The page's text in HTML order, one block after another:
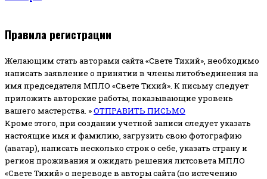
Правила регистрации
Желающим стать авторами сайта «Свете Тихий», необходимо
написать заявление о принятии в члены литобъединения на
имя председателя МПЛО «Свете Тихий». К письму следует
приложить авторские работы, показывающие уровень
вашего мастерства. »ОТПРАВИТЬ ПИСЬМО
Кроме этого, при создании учетной записи следует указать
настоящие имя и фамилию, загрузить свою фотографию
(аватар), написать несколько строк о себе, указать страну и
регион проживания и ожидать решения литсовета МПЛО
«Свете Тихий» о переводе в авторы сайта (по истечению